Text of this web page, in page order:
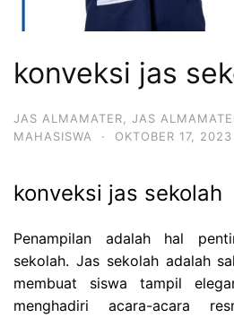
konveksi jas
JAS ALMAMATER
JAS
MAHASISWA
· OKTOBER 17, 2023
konveksi jas sekolah
Penampilan adalah hal
sekolah. Jas sekolah adalah
membuat siswa tampil
menghadiri acara-acara